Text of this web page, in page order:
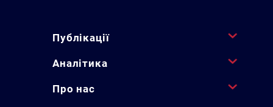
Публікації
Аналітика
Про нас